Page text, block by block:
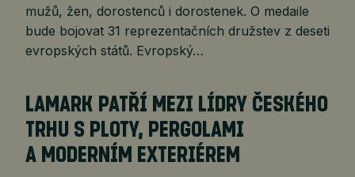
mužů, žen, dorostenců i dorostenek. O medaile
bude bojovat 31 reprezentačních družstev z deseti
evropských států. Evropský…
LAMARK PATŘÍ MEZI LÍDRY ČESKÉHO
TRHU S PLOTY, PERGOLAMI
A MODERNÍM EXTERIÉREM